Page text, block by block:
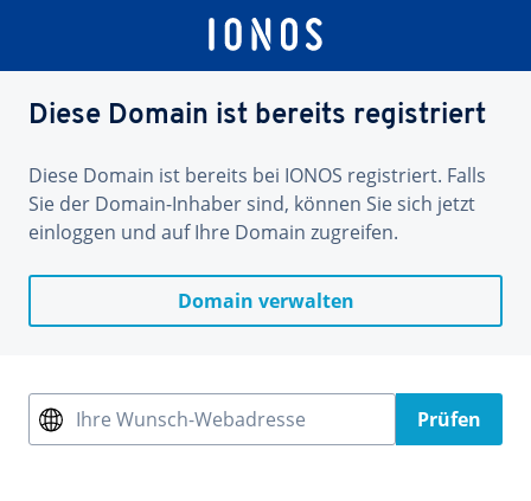
Diese Domain ist bereits registriert
Diese Domain ist bereits bei IONOS registriert. Falls
Sie der Domain-Inhaber sind, können Sie sich jetzt
einloggen und auf Ihre Domain zugreifen.
Domain verwalten
Ihre Wunsch-Webadresse Prüfen